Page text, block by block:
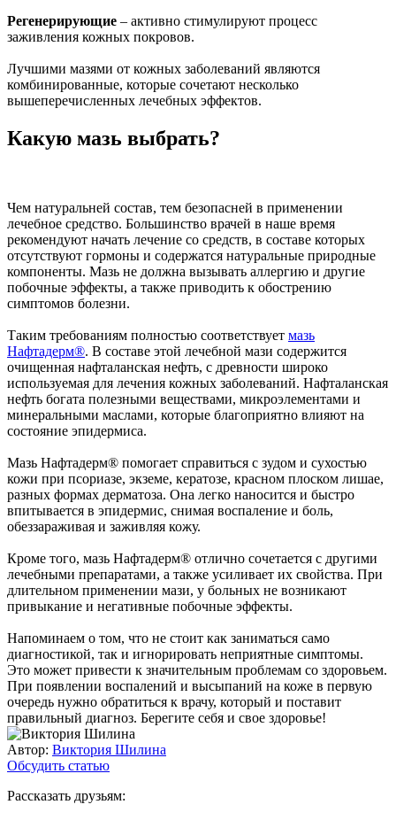
Регенерирующие – активно стимулируют процесс
заживления кожных покровов.
Лучшими мазями от кожных заболеваний являются
комбинированные, которые сочетают несколько
вышеперечисленных лечебных эффектов.
Какую мазь выбрать?
Чем натуральней состав, тем безопасней в применении
лечебное средство. Большинство врачей в наше время
рекомендуют начать лечение со средств, в составе которых
отсутствуют гормоны и содержатся натуральные природные
компоненты. Мазь не должна вызывать аллергию и другие
побочные эффекты, а также приводить к обострению
симптомов болезни.
Таким требованиям полностью соответствует мазь
Нафтадерм®. В составе этой лечебной мази содержится
очищенная нафталанская нефть, с древности широко
используемая для лечения кожных заболеваний. Нафталанская
нефть богата полезными веществами, микроэлементами и
минеральными маслами, которые благоприятно влияют на
состояние эпидермиса.
Мазь Нафтадерм® помогает справиться с зудом и сухостью
кожи при псориазе, экземе, кератозе, красном плоском лишае,
разных формах дерматоза. Она легко наносится и быстро
впитывается в эпидермис, снимая воспаление и боль,
обеззараживая и заживляя кожу.
Кроме того, мазь Нафтадерм® отлично сочетается с другими
лечебными препаратами, а также усиливает их свойства. При
длительном применении мази, у больных не возникают
привыкание и негативные побочные эффекты.
Напоминаем о том, что не стоит как заниматься само
диагностикой, так и игнорировать неприятные симптомы.
Это может привести к значительным проблемам со здоровьем.
При появлении воспалений и высыпаний на коже в первую
очередь нужно обратиться к врачу, который и поставит
правильный диагноз. Берегите себя и свое здоровье!
Автор: Виктория Шилина
Обсудить статью
Рассказать друзьям: